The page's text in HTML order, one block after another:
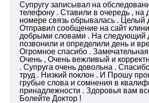
Супругу записывал на
телефону . Ставили в очередь , на
номере связь обрывалась . Целый
Отправил сообщение на сайт
добрыми словами . На следующий
позвонили и определили день и
Огромное спасибо . Замечательная
Очень , Очень вежливый и
. Супруга очень довольна .
труд . Низкий поклон . И Прошу
грубые слова и сомнения в
принадлежности . Здоровья вам
Болейте Доктор !